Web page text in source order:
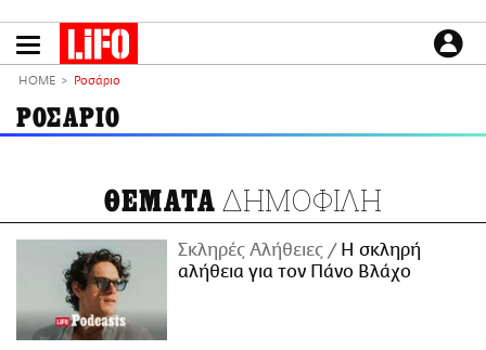
το
LIFO SHOP
ΕΙΔΗΣΕΙΣ
CULTURE
PODCASTS
Plus
HOME Ροσάριο
ΡΟΣΑΡΙΟ
ΘΕΜΑΤΑ ΔΗΜΟΦΙΛΗ
Σκληρές Αλήθειες
H σκληρή
αλήθεια για τον Πάνο Βλάχο